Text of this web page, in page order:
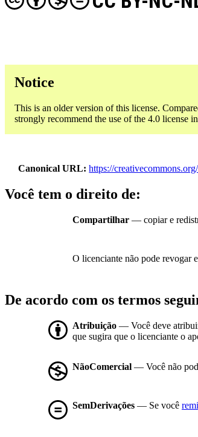
Notice
This is an older version of this license.
strongly recommend the use of the 4.0 license
Canonical URL https://
Você tem o direito de:
Compartilhar — copiar e
O licenciante não pode revogar
De acordo com os termos
Atribuição — Você deve
que sugira que o licenciante o
NãoComercial — Você não
SemDerivações — Se você